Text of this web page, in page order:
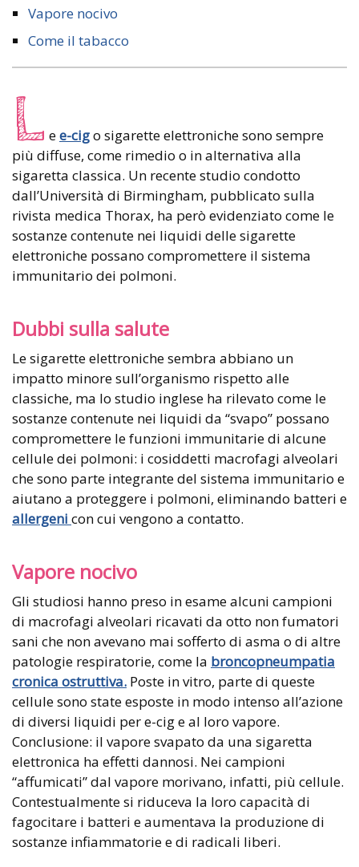
Vapore nocivo
Come il tabacco
L ee-cigo sigarette elettroniche sono sempre
più diffuse, come rimedio o in alternativa alla
sigaretta classica. Un recente studio condotto
dall’Università di Birmingham, pubblicato sulla
rivista medica Thorax, ha però evidenziato come le
sostanze contenute nei liquidi delle sigarette
elettroniche possano compromettere il sistema
immunitario dei polmoni.
Dubbi sulla salute
Le sigarette elettroniche sembra abbiano un
impatto minore sull’organismo rispetto alle
classiche, ma lo studio inglese ha rilevato come le
sostanze contenute nei liquidi da “svapo” possano
compromettere le funzioni immunitarie di alcune
cellule dei polmoni: i cosiddetti macrofagi alveolari
che sono parte integrante del sistema immunitario e
aiutano a proteggere i polmoni, eliminando batteri e
allergeni con cui vengono a contatto.
Vapore nocivo
Gli studiosi hanno preso in esame alcuni campioni
di macrofagi alveolari ricavati da otto non fumatori
sani che non avevano mai sofferto di asma o di altre
patologie respiratorie, come la broncopneumpatia
cronica ostruttiva. Poste in vitro, parte di queste
cellule sono state esposte in modo intenso all’azione
di diversi liquidi per e-cig e al loro vapore.
Conclusione: il vapore svapato da una sigaretta
elettronica ha effetti dannosi. Nei campioni
“affumicati” dal vapore morivano, infatti, più cellule.
Contestualmente si riduceva la loro capacità di
fagocitare i batteri e aumentava la produzione di
sostanze infiammatorie e di radicali liberi.